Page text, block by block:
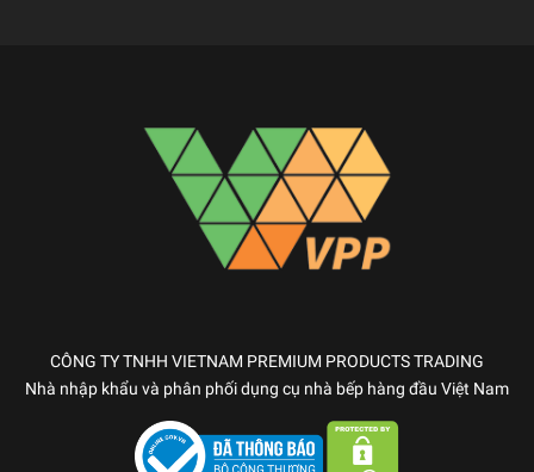
CÔNG TY TNHH VIETNAM PREMIUM PRODUCTS TRADING
Nhà nhập khẩu và phân phối dụng cụ nhà bếp hàng đầu Việt Nam